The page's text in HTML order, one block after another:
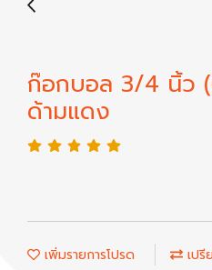
ก๊อกบอล 3/4 นิ้ว
ด้ามแดง
เพิ่มรายการโปรด เปรี